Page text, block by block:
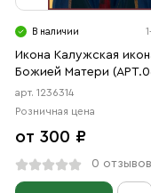
В наличии
Икона Калужская
Божией Матери
арт. 1236314
Розничная цена
от 300 ₽
0 отзывов